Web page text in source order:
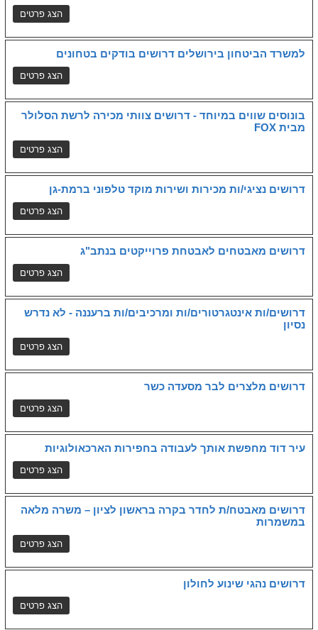
למשרד הביטחון בירושלים דרושים בודקים בטחונים
בונוסים שווים במיוחד - דרושים צוותי מכירה לרשת הסלולר
מבית FOX
דרושים נציגי/ות מכירות ושירות מוקד טלפוני ברמת-גן
דרושים מאבטחים לאבטחת פרוייקטים בנתב"ג
דרושים/ות אינטגרטורים/ות ומרכיבים/ות ברעננה - לא נדרש
נסיון
דרושים מלצרים לבר מסעדה כשר
עיר דוד מחפשת אותך לעבודה בחפירות הארכאולוגיות
דרושים מאבטח/ת לחדר בקרה בראשון לציון – משרה מלאה
במשמרות
דרושים נהגי שינוע לחולון